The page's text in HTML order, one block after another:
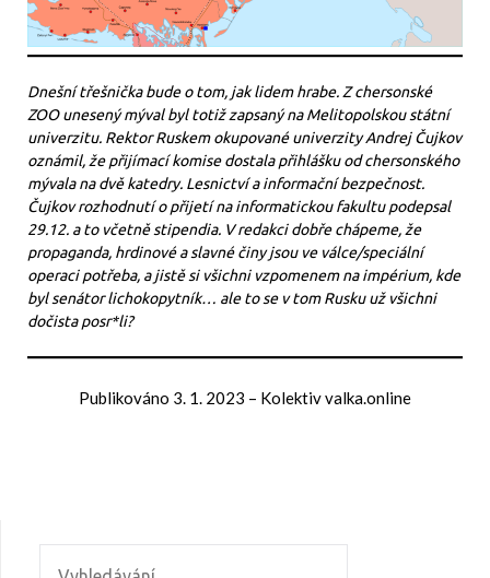
Dnešní třešnička bude o tom, jak lidem hrabe. Z chersonské
ZOO unesený mýval byl totiž zapsaný na Melitopolskou státní
univerzitu. Rektor Ruskem okupované univerzity Andrej Čujkov
oznámil, že přijímací komise dostala přihlášku od chersonského
mývala na dvě katedry. Lesnictví a informační bezpečnost.
Čujkov rozhodnutí o přijetí na informatickou fakultu podepsal
29.12. a to včetně stipendia. V redakci dobře chápeme, že
propaganda, hrdinové a slavné činy jsou ve válce/speciální
operaci potřeba, a jistě si všichni vzpomenem na impérium, kde
byl senátor lichokopytník… ale to se v tom Rusku už všichni
dočista posr*li?
Publikováno 3. 1. 2023 – Kolektiv valka.online